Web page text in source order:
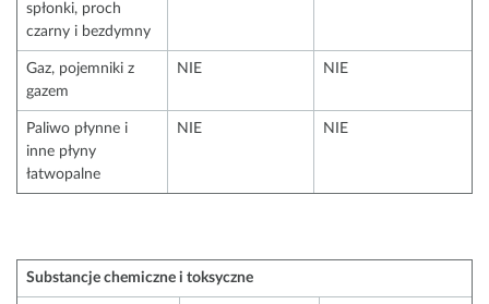
spłonki, proch
czarny i bezdymny
Gaz, pojemniki z
gazem
NIE NIE
Paliwo płynne i
inne płyny
łatwopalne
NIE NIE
Substancje chemiczne i toksyczne